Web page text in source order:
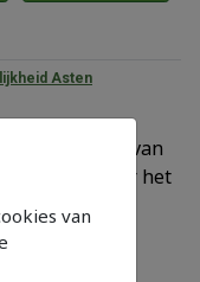
Asten
geschiedenis van
aandacht voor het
van